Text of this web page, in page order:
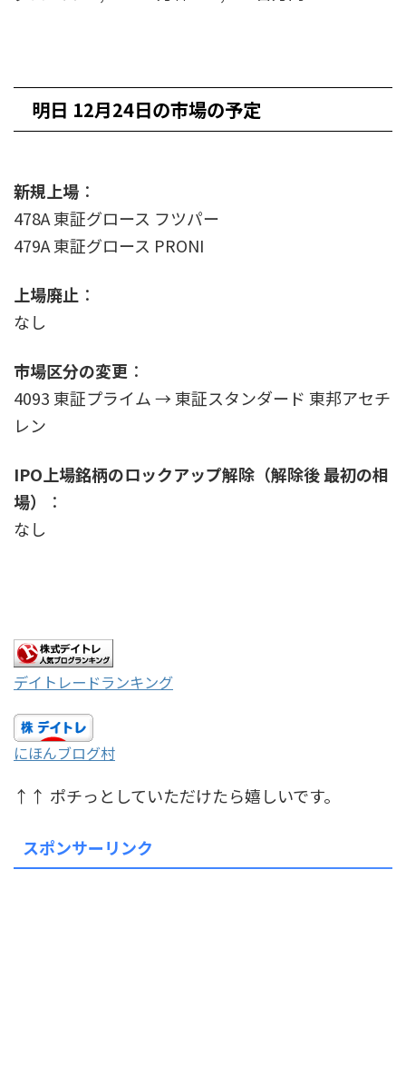
明日 12月24日の市場の予定
新規上場 ：
478A 東証グロース フツパー
479A 東証グロース PRONI
上場廃止 ：
なし
市場区分の変更 ：
4093 東証プライム → 東証スタンダード 東邦アセチ
レン
IPO上場銘柄のロックアップ解除（解除後 最初の相
場）
：
なし
デイトレードランキング
にほんブログ村
↑↑ ポチっとしていただけたら嬉しいです。
スポンサーリンク